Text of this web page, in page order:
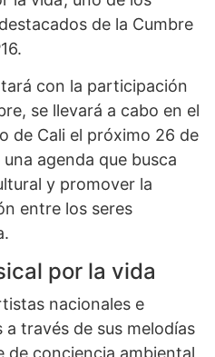
de la Cumbre
con la participación
se llevará a cabo en el
de Cali el próximo 26 de
agenda que busca
y promover la
entre los seres
por la vida
nacionales e
través de sus melodías
de conciencia ambiental